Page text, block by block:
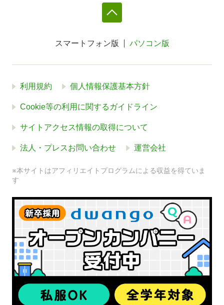
スマートフォン版 パソコン版
利用規約 個人情報保護基本方針
Cookie等の利用に関するガイドライン
サイトアクセス情報の取得について
法人・プレスお問い合わせ 運営会社
※本サイトはアフィリエイトプログラムによる収益を得ていま
す